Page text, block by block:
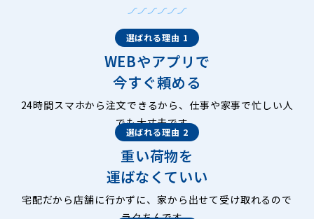
選ばれる理由 1
WEBやアプリで
今すぐ頼める
24時間スマホから注文できるから、仕事や家事で忙しい人
でも大丈夫です。
選ばれる理由 2
重い荷物を
運ばなくていい
宅配だから店舗に行かずに、家から出せて受け取れるので